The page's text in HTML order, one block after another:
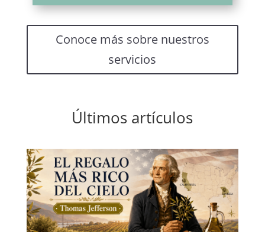
Conoce más sobre nuestros
servicios
Últimos artículos